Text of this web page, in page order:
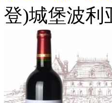
登)城堡波利